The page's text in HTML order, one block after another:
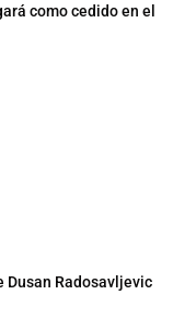
como cedido en el
Dusan Radosavljevic